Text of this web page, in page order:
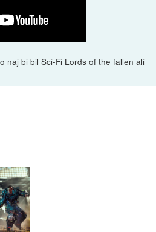
naj bi bil Sci-Fi Lords of the fallen ali